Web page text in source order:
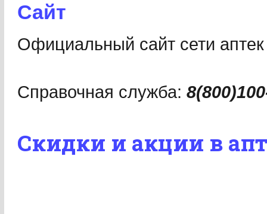
Сайт
Официальный сайт сети
Справочная служба:
Скидки и акции в